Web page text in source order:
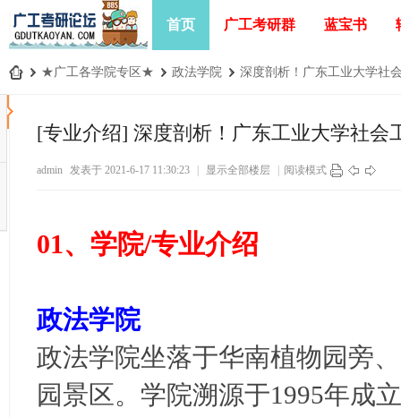
首页 广工考研群 蓝宝书
› ★广工各学院专区★ › 政法学院 › 深度剖析！广东工业大学社
[专业介绍] 深度剖析！广东工业大学社会
admin 发表于 2021-6-17 11:30:23 显示全部楼层 阅读模式
01、学院/专业介绍
政法学院
政法学院坐落于华南植物园旁
园景区。学院溯源于1995年成